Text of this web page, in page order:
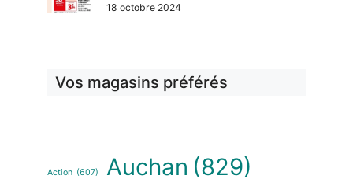
18 octobre 2024
Vos magasins préférés
Action (607) Auchan (829)